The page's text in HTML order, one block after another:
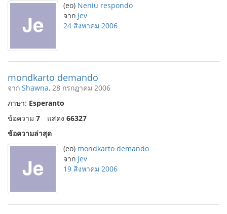
(eo) Neniu respondo
จาก Jev
24 สิงหาคม 2006
mondkarto demando
จาก Shawna, 28 กรกฎาคม 2006
ภาษา: Esperanto
ข้อความ 7 แสดง 66327
ข้อความล่าสุด
(eo) mondkarto demando
จาก Jev
19 สิงหาคม 2006